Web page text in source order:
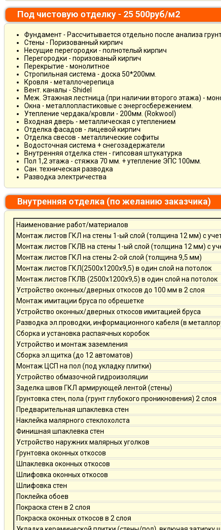
Под чистовую отделку - 25 500руб/м2
Фундамент - Рассчитывается отдельно после анализа
Стены - Поризованный кирпич
Несущие перегородки - полнотелый кирпич
Перегородки - поризованый кирпич
Перекрытие - монолитное
Стропильная система - доска 50*200мм.
Кровля - металлочерепица
Вент. каналы - Shidel
Меж. Этажная лестница (при наличии второго этажа) -
Окна - металлопластиковые с энергосбережением.
Утепление чердака/кровли - 200мм. (Rokwool)
Входная дверь - металлическая с утеплением
Отделка фасадов - лицевой кирпич
Отделка свесов - металлические софиты
Водосточная система + снегозадержатели
Внутренняя отделка стен - гипсовая штукатурка
Пол 1,2 этажа - стяжка 70 мм. + утепление ЭПС 100мм.
Сан. техническая разводка
Разводка электричества
Внутренняя отделка (по желанию заказчика)
Наименование работ/материалов
Монтаж листов ГКЛ на стены 1-ый слой (толщина 12 мм) с
Монтаж листов ГКЛВ на стены 1-ый слой (толщина 12 мм) с
Монтаж листов ГКЛ на стены 2-ой слой (толщина 9,5 мм)
Монтаж листов ГКЛ(2500х1200х9,5) в один слой на потолок
Монтаж листов ГКЛВ (2500х1200х9,5) в один слой на потолок
Устройство оконных/дверных откосов до 100 мм в 2 слоя
Монтаж имитации бруса по обрешетке
Устройство оконных/дверных откосов имитацией бруса
Разводка эл.проводки, информационного кабеля (в
Сборка и установка распаячных коробок
Устройство и монтаж заземления
Сборка эл.щитка (до 12 автоматов)
Монтаж ЦСП на пол (под укладку плитки)
Устройство обмазочной гидроизоляции
Заделка швов ГКЛ армирующей лентой (стены)
Грунтовка стен, пола (грунт глубокого проникновения) 2 слоя
Предварительная шпаклевка стен
Наклейка малярного стеклохолста
Финишная шпаклевка стен
Устройство наружних малярных уголков
Грунтовка оконных откосов
Шпаклевка оконных откосов
Шлифовка оконных откосов
Шлифовка стен
Поклейка обоев
Покраска стен в 2 слоя
Покраска оконных откосов в 2 слоя